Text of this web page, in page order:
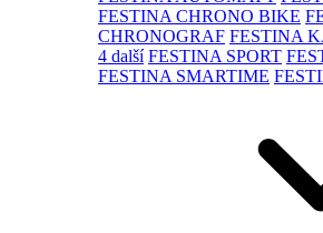
FESTINA CHRONO BIKE
CHRONOGRAF FESTINA
4 další FESTINA SPORT
FESTINA SMARTIME